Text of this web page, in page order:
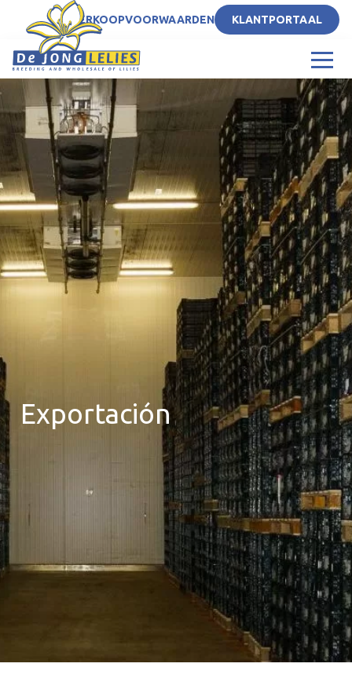
NLVERKOOPVOORWAARDEN KLANTPORTAAL
Exportación